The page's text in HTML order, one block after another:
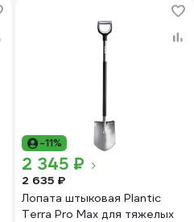
-11%
2 345 ₽
2 635 ₽
Лопата штыковая Plantic
Terra Pro Max для тяжелых